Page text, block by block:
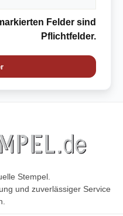
Felder sind
Pflichtfelder.
Stempel.
und zuverlässiger Service